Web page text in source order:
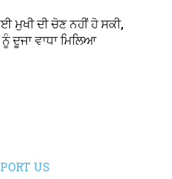
ਮੁਖੀ ਦੀ ਚੋਣ ਨਹੀਂ ਹੋ ਸਕੀ,
ਦੂਜਾ ਵਾਧਾ ਮਿਲਿਆ
US